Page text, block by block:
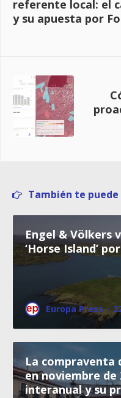
referente local: el
y su apuesta por
También te
Engel & Völkers
‘Horse Island’
Europa Press ·
La compraventa
en noviembre de
interanual y su